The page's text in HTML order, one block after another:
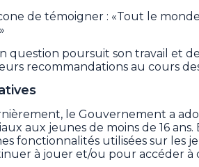
de témoigner : «Tout le
question poursuit son travail et
recommandations au cours
le Gouvernement a
aux jeunes de moins de 16
fonctionnalités utilisées sur les
à jouer et/ou pour accéder à